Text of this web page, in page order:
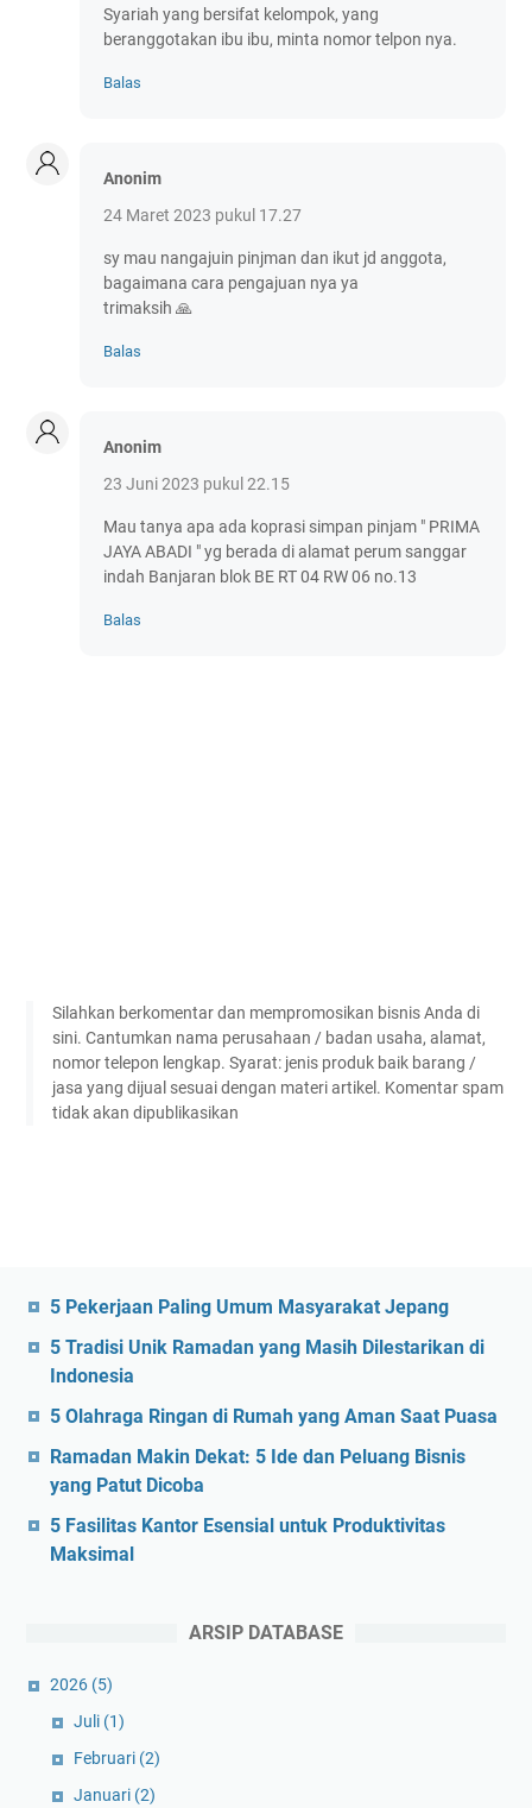
Syariah yang bersifat kelompok, yang
beranggotakan ibu ibu, minta nomor telpon nya.
Balas
Anonim
24 Maret 2023 pukul 17.27
sy mau nangajuin pinjman dan ikut jd anggota,
bagaimana cara pengajuan nya ya
trimaksih 🙏
Balas
Anonim
23 Juni 2023 pukul 22.15
Mau tanya apa ada koprasi simpan pinjam " PRIMA
JAYA ABADI " yg berada di alamat perum sanggar
indah Banjaran blok BE RT 04 RW 06 no.13
Balas
Silahkan berkomentar dan mempromosikan bisnis Anda di
sini. Cantumkan nama perusahaan / badan usaha, alamat,
nomor telepon lengkap. Syarat: jenis produk baik barang /
jasa yang dijual sesuai dengan materi artikel. Komentar spam
tidak akan dipublikasikan
5 Pekerjaan Paling Umum Masyarakat Jepang
5 Tradisi Unik Ramadan yang Masih Dilestarikan di
Indonesia
5 Olahraga Ringan di Rumah yang Aman Saat Puasa
Ramadan Makin Dekat: 5 Ide dan Peluang Bisnis
yang Patut Dicoba
5 Fasilitas Kantor Esensial untuk Produktivitas
Maksimal
ARSIP DATABASE
2026 (5)
Juli (1)
Februari (2)
Januari (2)